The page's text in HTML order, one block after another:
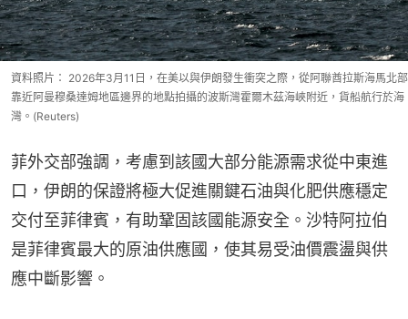
資料照片： 2026年3月11日，在美以與伊朗發生衝突之際，從阿聯酋拉斯海馬北部
靠近阿曼穆桑達姆地區邊界的地點拍攝的波斯灣霍爾木茲海峽附近，貨船航行於海
灣。(Reuters)
菲外交部強調，考慮到該國大部分能源需求從中東進
口，伊朗的保證將極大促進關鍵石油與化肥供應穩定
交付至菲律賓，有助鞏固該國能源安全。沙特阿拉伯
是菲律賓最大的原油供應國，使其易受油價震盪與供
應中斷影響。